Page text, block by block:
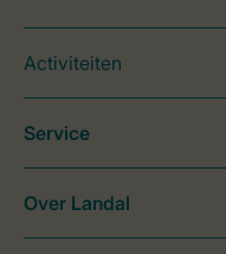
Activiteiten
Service
Over Landal